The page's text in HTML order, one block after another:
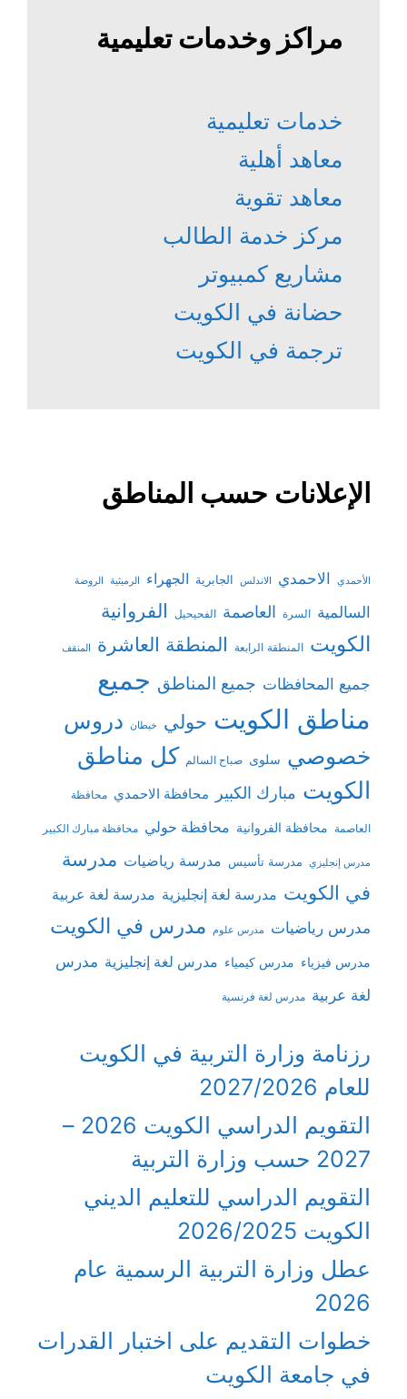
مراكز وخدمات تعليمية
خدمات تعليمية
معاهد أهلية
معاهد تقوية
مركز خدمة الطالب
مشاريع كمبيوتر
حضانة في الكويت
ترجمة في الكويت
الإعلانات حسب المناطق
الأحمدي الاحمدي الاندلس الجابرية الجهراء الرميثية الروضة
السالمية السرة العاصمة الفحيحيل الفروانية
الكويت المنطقة الرابعة المنطقة العاشرة المنقف
جميع المحافظات جميع المناطق جميع
مناطق الكويت حولي خيطان دروس
خصوصي سلوى صباح السالم كل مناطق
الكويت مبارك الكبير محافظة الاحمدي محافظة
العاصمة محافظة الفروانية محافظة حولي محافظة مبارك الكبير
مدرس إنجليزي مدرسة تأسيس مدرسة رياضيات مدرسة
في الكويت مدرسة لغة إنجليزية مدرسة لغة عربية
مدرس رياضيات مدرس علوم مدرس في الكويت
مدرس فيزياء مدرس كيمياء مدرس لغة إنجليزية مدرس
لغة عربية مدرس لغة فرنسية
رزنامة وزارة التربية في الكويت
للعام 2027/2026
التقويم الدراسي الكويت 2026 –
2027 حسب وزارة التربية
التقويم الدراسي للتعليم الديني
الكويت 2026/2025
عطل وزارة التربية الرسمية عام
2026
خطوات التقديم على اختبار القدرات
في جامعة الكويت